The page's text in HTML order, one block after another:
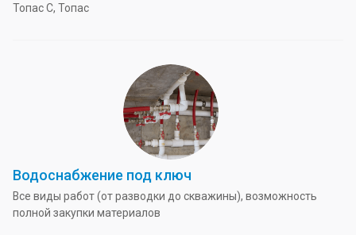
Топас С, Топас
Водоснабжение под ключ
Все виды работ (от разводки до скважины), возможность
полной закупки материалов